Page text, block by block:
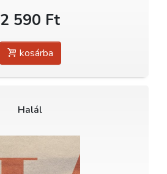
2 590 Ft
kosárba
Halál